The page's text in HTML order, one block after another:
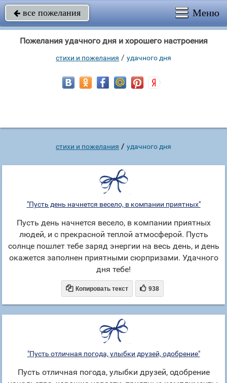
 все пожелания Меню
Пожелания удачного дня и хорошего настроения
стихи и пожелания /удачного дня
стихи и пожелания / удачного дня
"Пусть день начнется весело, в компании приятных"
Пусть день начнется весело, в компании приятных
людей, и с прекрасной теплой атмосферой. Пусть
солнце пошлет тебе заряд энергии на весь день, и день
окажется заполнен приятными сюрпризами. Удачного
дня тебе!
 Копировать текст  938
"Пусть отличная погода, улыбки друзей, одобрение"
Пусть отличная погода, улыбки друзей, одобрение